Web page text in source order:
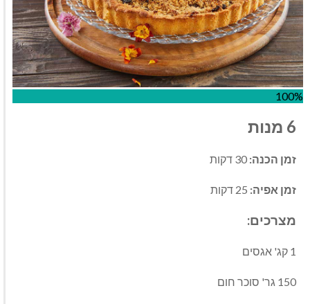
100%
6 מנות
זמן הכנה: 30 דקות
זמן אפיה:
מצרכים:
1 קג' אגסים
150 גר' סוכר חום